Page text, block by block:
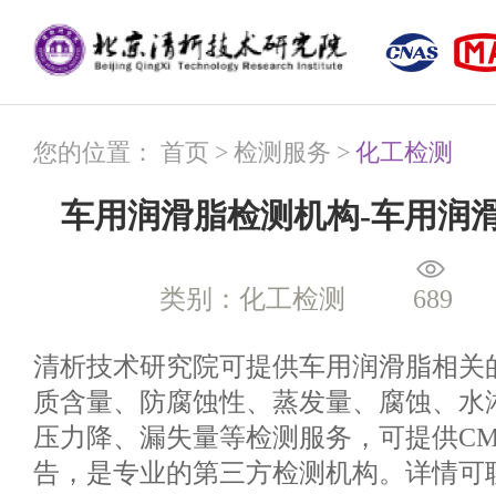
您的位置： 首页 > 检测服务 > 化工检测
车用润滑脂检测机构-车用润
类别：化工检测 689
清析技术研究院可提供车用润滑脂相
质含量、防腐蚀性、蒸发量、腐蚀、
压力降、漏失量等检测服务，可提供
告，是专业的第三方检测机构。详情